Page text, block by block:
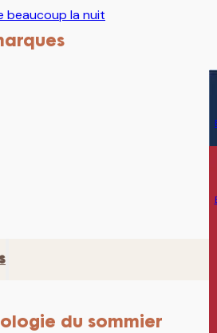
beaucoup la nuit
du sommier